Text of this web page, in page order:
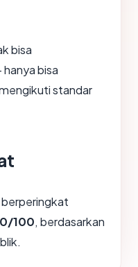
bisa
bisa
standar
berperingkat
100, berdasarkan